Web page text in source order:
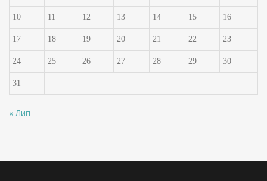
10 11 12 13 14 15 16
17 18 19 20 21 22 23
24 25 26 27 28 29 30
31
« Лип